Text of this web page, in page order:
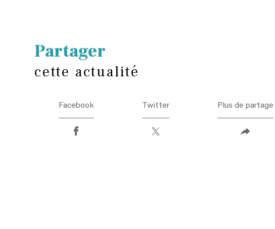
Partager
cette actualité
Facebook Twitter Plus de partage